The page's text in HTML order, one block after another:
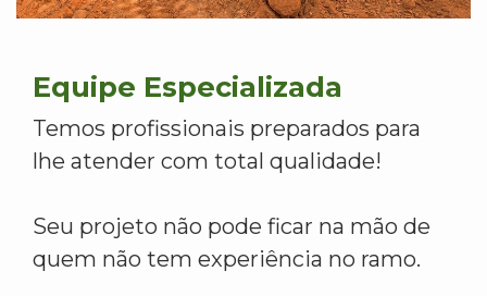
Equipe Especializada
Temos profissionais preparados para
lhe atender com total qualidade!
Seu projeto não pode ficar na mão de
quem não tem experiência no ramo.